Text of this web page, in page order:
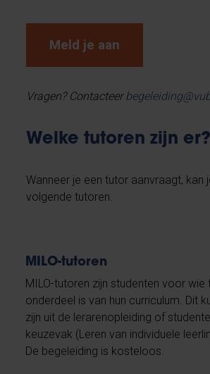
Meld je aan
Vragen? Contacteer
Welke tutoren zijn er?
Wanneer je een tutor aanvraagt, kan
volgende tutoren.
MILO-tutoren
MILO-tutoren zijn studenten voor wie
onderdeel is van hun curriculum. Dit
zijn uit de lerarenopleiding of
keuzevak (Leren van individuele
De begeleiding is kosteloos.